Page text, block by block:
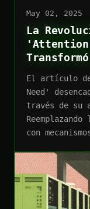
May 02, 2025
La
El artículo
Need'
través de su
con